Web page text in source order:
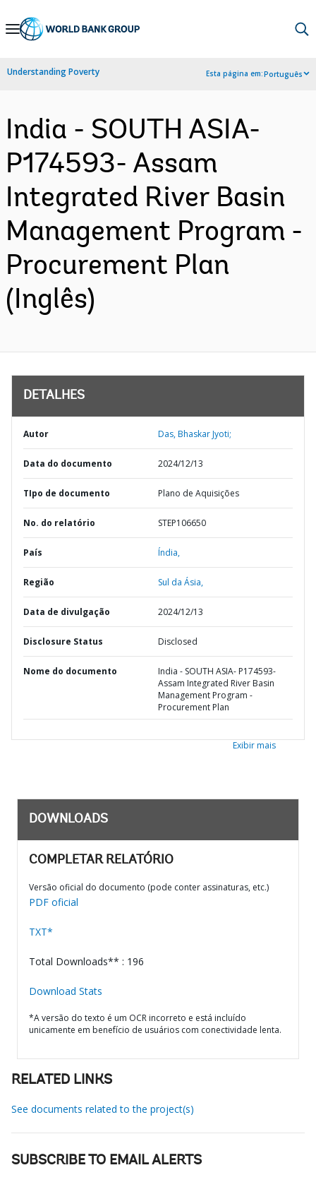
Skip
Navigation
Understanding Poverty Esta página em:Português
India - SOUTH ASIA-
P174593- Assam
Integrated River Basin
Management Program -
Procurement Plan
(Inglês)
DETALHES
Autor Das, Bhaskar Jyoti;
Data do documento 2024/12/13
TIpo de documento Plano de Aquisições
No. do relatório STEP106650
País Índia,
Região Sul da Ásia,
Data de divulgação 2024/12/13
Disclosure Status Disclosed
Nome do documento
India - SOUTH ASIA- P174593-
Assam Integrated River Basin
Management Program -
Procurement Plan
Exibir mais
DOWNLOADS
COMPLETAR RELATÓRIO
Versão oficial do documento (pode conter assinaturas, etc.)
PDF oficial
TXT*
Total Downloads** : 196
Download Stats
*A versão do texto é um OCR incorreto e está incluído
unicamente em benefício de usuários com conectividade lenta.
RELATED LINKS
See documents related to the project(s)
SUBSCRIBE TO EMAIL ALERTS